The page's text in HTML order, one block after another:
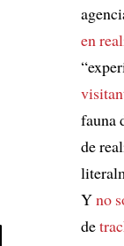
en
fauna
de
Yno
de